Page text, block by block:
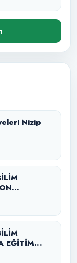
YAPTI
EĞİTİM